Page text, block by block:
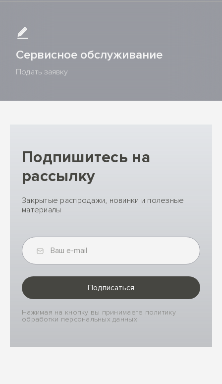
Сервисное обслуживание
Подать заявку
Подпишитесь на
рассылку
Закрытые распродажи, новинки и полезные
материалы
Подписаться
Нажимая на кнопку вы принимаете политику
обработки персональных данных